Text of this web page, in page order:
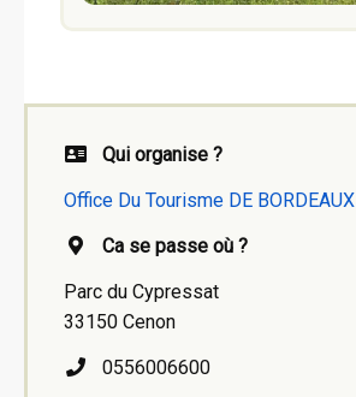
Qui organise ?
Office Du Tourisme DE BORDEAUX
Ca se passe où ?
Parc du Cypressat
33150 Cenon
0556006600